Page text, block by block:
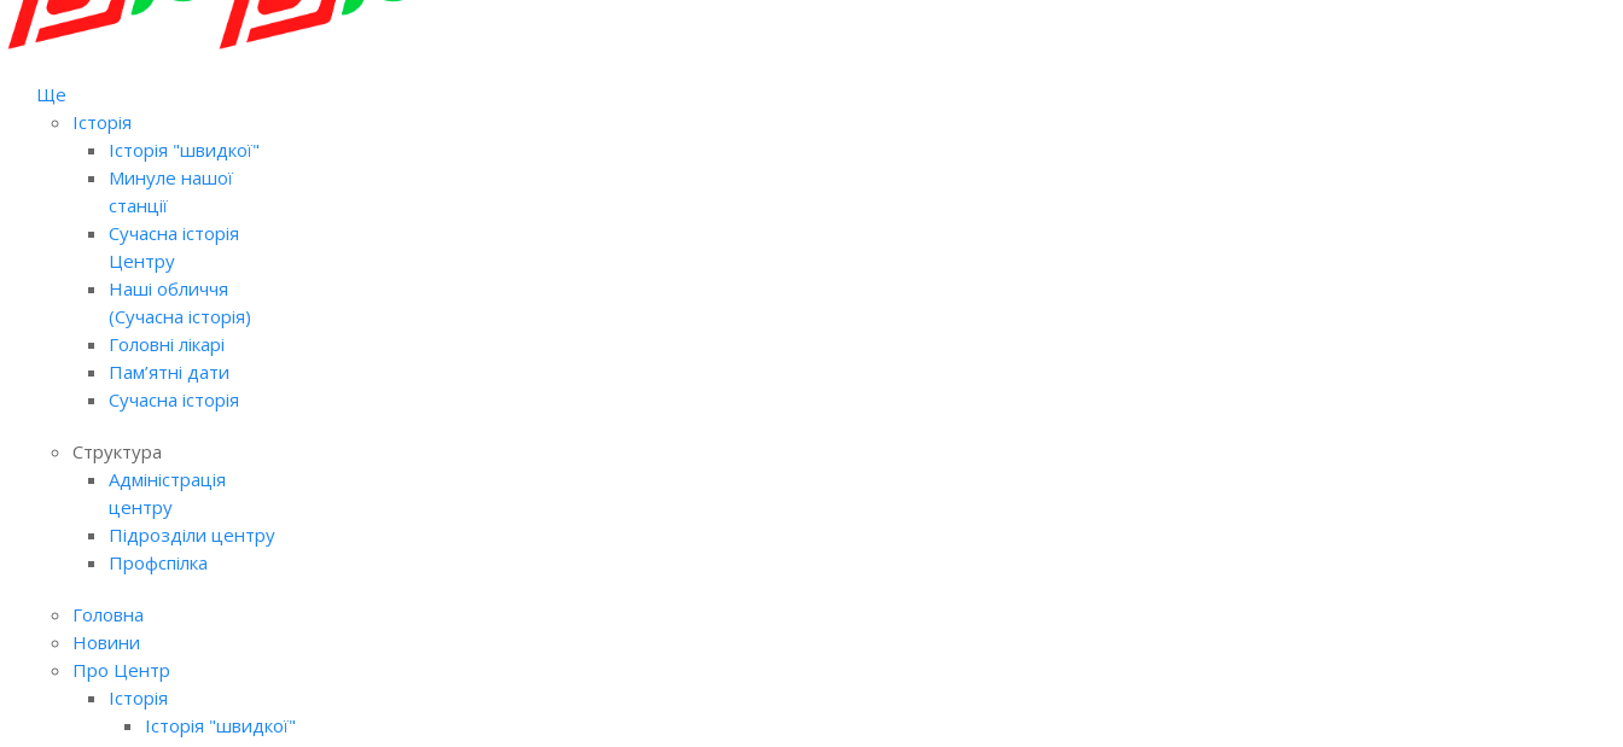
Ще
Історія
Історія "швидкої"
Минуле нашої
станції
Сучасна історія
Центру
Наші обличчя
(Сучасна історія)
Головні лікарі
Пам’ятні дати
Сучасна історія
Структура
Адміністрація
центру
Підрозділи центру
Профспілка
Головна
Новини
Про Центр
Історія
Історія "швидкої"